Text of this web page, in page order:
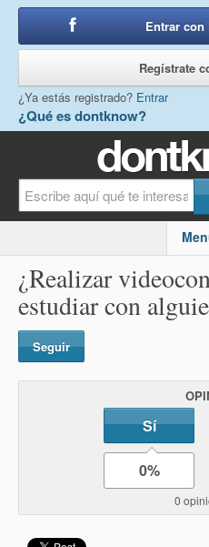
¿Qué es dontknow?
Entrar con
Regístrate
¿Ya estás registrado? Entrar
¿Realizar
estudiar con
Seguir
Sí
0%
0